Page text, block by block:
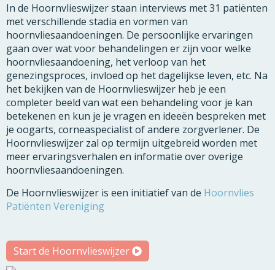
In de Hoornvlieswijzer staan interviews met 31 patiënten
met verschillende stadia en vormen van
hoornvliesaandoeningen. De persoonlijke ervaringen
gaan over wat voor behandelingen er zijn voor welke
hoornvliesaandoening, het verloop van het
genezingsproces, invloed op het dagelijkse leven, etc. Na
het bekijken van de Hoornvlieswijzer heb je een
completer beeld van wat een behandeling voor je kan
betekenen en kun je je vragen en ideeën bespreken met
je oogarts, corneaspecialist of andere zorgverlener. De
Hoornvlieswijzer zal op termijn uitgebreid worden met
meer ervaringsverhalen en informatie over overige
hoornvliesaandoeningen.
De Hoornvlieswijzer is een initiatief van de Hoornvlies
Patiënten Vereniging
Start de Hoornvlieswijzer